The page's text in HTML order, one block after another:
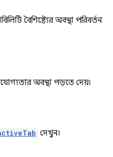
বৈশিষ্ট্যের অবস্থা পরিবর্তন
অবস্থা পড়তে দেয়৷
দেখুন।